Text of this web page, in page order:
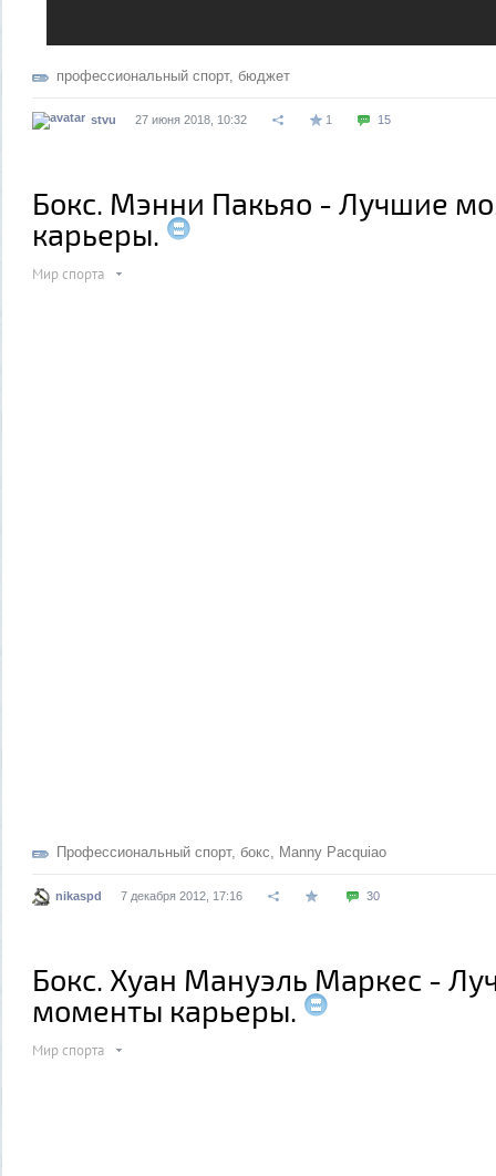
профессиональный спорт, бюджет
stvu 27 июня 2018, 10:32 1 15
Бокс. Мэнни Пакьяо - Лучшие
карьеры.
Мир спорта
Профессиональный спорт, бокс, Manny Pacquiao
nikaspd 7 декабря 2012, 17:16 30
Бокс. Хуан Мануэль Маркес -
моменты карьеры.
Мир спорта